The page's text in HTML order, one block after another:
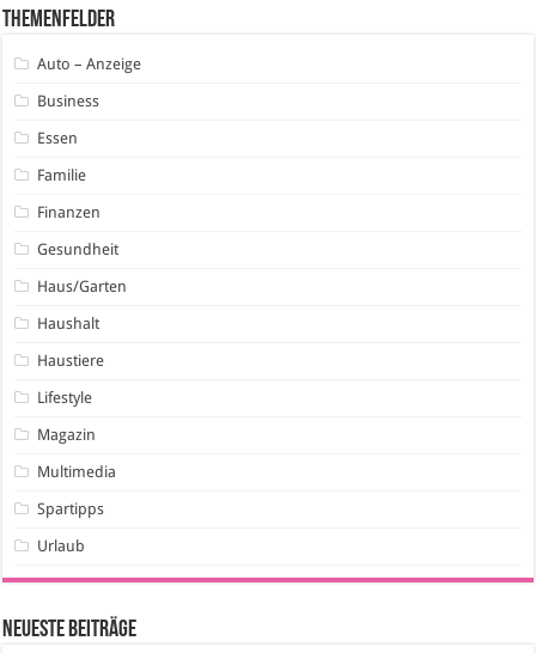
Themenfelder
Auto – Anzeige
Business
Essen
Familie
Finanzen
Gesundheit
Haus/Garten
Haushalt
Haustiere
Lifestyle
Magazin
Multimedia
Spartipps
Urlaub
Neueste Beiträge